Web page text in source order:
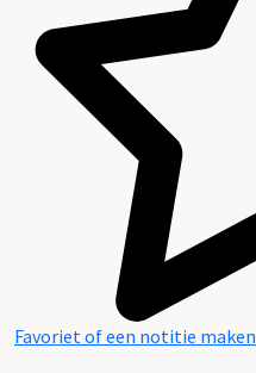
Favoriet of een notitie maken